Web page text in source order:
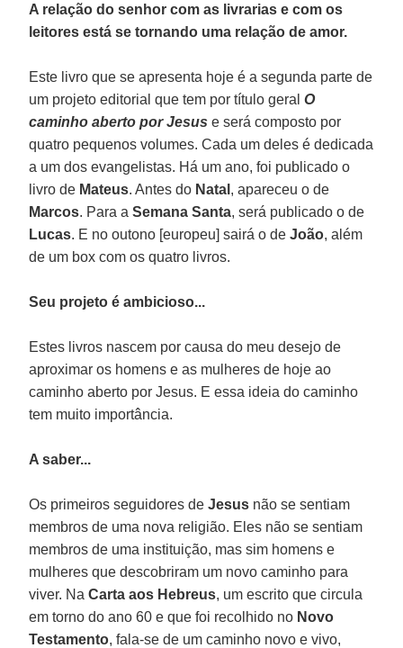
A relação do senhor com as livrarias e com os
leitores está se tornando uma relação de amor.
Este livro que se apresenta hoje é a segunda parte de
um projeto editorial que tem por título geralO
caminho aberto por Jesus e será composto por
quatro pequenos volumes. Cada um deles é dedicada
a um dos evangelistas. Há um ano, foi publicado o
livro de Mateus. Antes do Natal , apareceu o de
Marcos. Para aSemana Santa, será publicado o de
Lucas. E no outono [europeu] sairá o deJoão, além
de um box com os quatro livros.
Seu projeto é ambicioso...
Estes livros nascem por causa do meu desejo de
aproximar os homens e as mulheres de hoje ao
caminho aberto por Jesus. E essa ideia do caminho
tem muito importância.
A saber...
Os primeiros seguidores deJesus não se sentiam
membros de uma nova religião. Eles não se sentiam
membros de uma instituição, mas sim homens e
mulheres que descobriram um novo caminho para
viver. NaCarta aos Hebreus, um escrito que circula
em torno do ano 60 e que foi recolhido no Novo
Testamento, fala-se de um caminho novo e vivo,